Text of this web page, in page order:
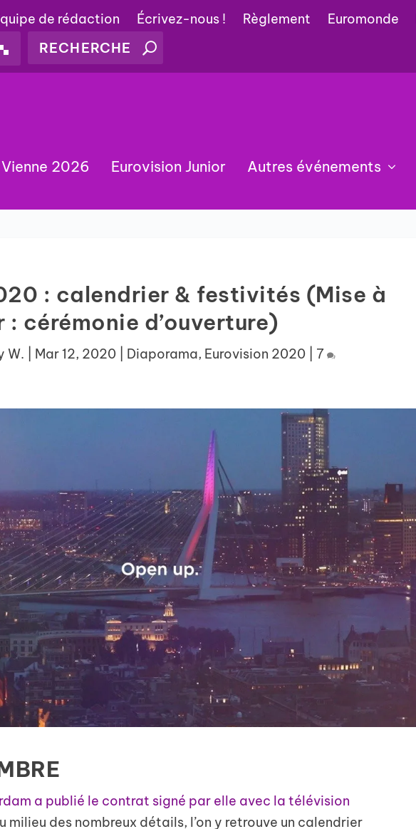
de rédaction Écrivez-nous ! Règlement Euromonde
Vienne 2026 Eurovision Junior Autres événements
: calendrier & festivités (Mise à
: cérémonie d’ouverture)
W. Mar 12, 2020 Diaporama, Eurovision 2020 7
a publié le contrat signé par elle avec la télévision
milieu des nombreux détails, l’on y retrouve un calendrier